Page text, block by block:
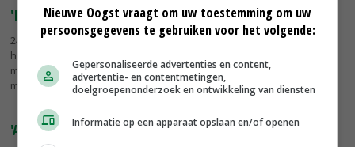
'Ik bepaal deze zomer wat ik doe met vanggewaseis'
24-05-2019
- Melkveehouder Bas Fokkert uit Holthone weet nog niet
hoe hij ervoor zorgt dat voor 1 oktober een vanggewas op zijn
maisperceel wordt gezaaid. Vocht en warmte zijn de komende
maanden...
'Altijd weer iets nieuws proberen, dan kun je meepraten'
Nieuwe Oogst vraagt om uw toestemming om uw
persoonsgegevens te gebruiken voor het volgende:
Gepersonaliseerde advertenties en content,
advertentie- en contentmetingen,
doelgroepenonderzoek en ontwikkeling van diensten
Informatie op een apparaat opslaan en/of openen